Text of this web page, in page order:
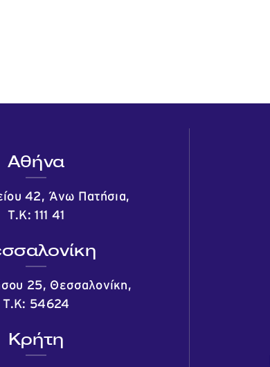
Αθήνα
42, Άνω Πατήσια,
Τ.Κ: 111 41
25, Θεσσαλονίκη,
Τ.Κ: 54624
Κρήτη